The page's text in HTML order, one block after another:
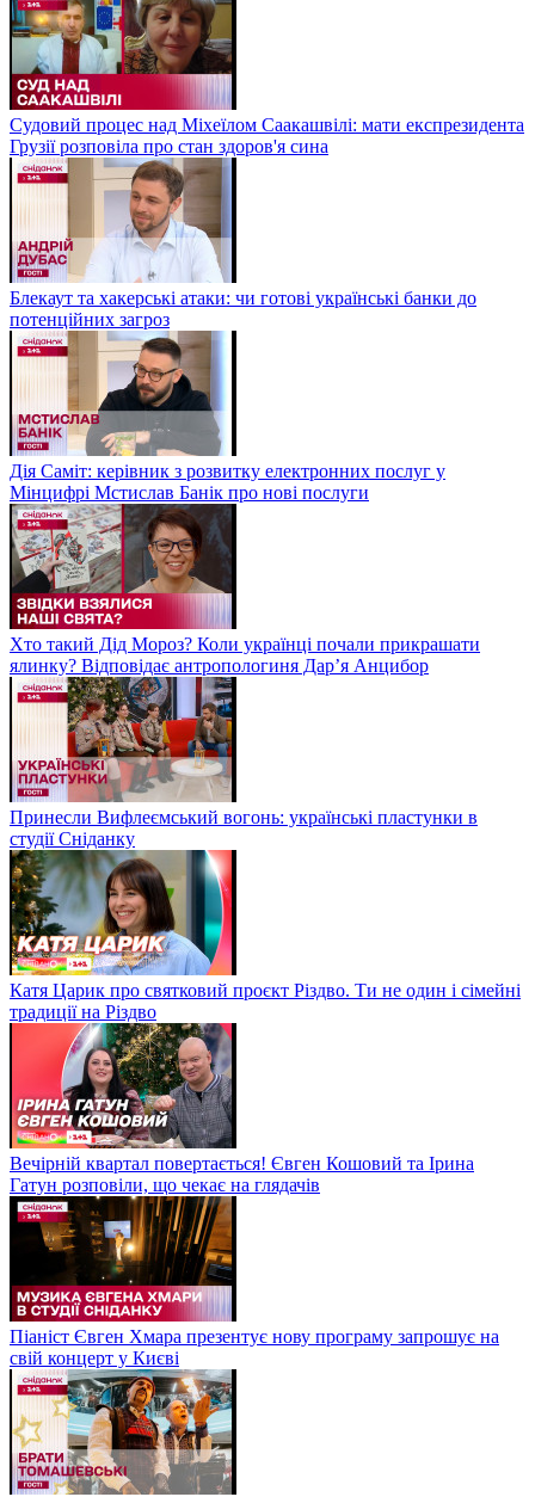
Судовий процес над Міхеїлом Саакашвілі: мати експрезидента
Грузії розповіла про стан здоров'я сина
Блекаут та хакерські атаки: чи готові українські банки до
потенційних загроз
Дія Саміт: керівник з розвитку електронних послуг у
Мінцифрі Мстислав Банік про нові послуги
Хто такий Дід Мороз? Коли українці почали прикрашати
ялинку? Відповідає антропологиня Дарʼя Анцибор
Принесли Вифлеємський вогонь: українські пластунки в
студії Сніданку
Катя Царик про святковий проєкт Різдво. Ти не один і сімейні
традиції на Різдво
Вечірній квартал повертається! Євген Кошовий та Ірина
Гатун розповіли, що чекає на глядачів
Піаніст Євген Хмара презентує нову програму запрошує на
свій концерт у Києві